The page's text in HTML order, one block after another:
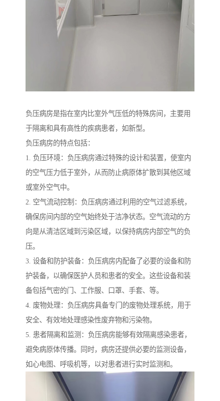
负压病房是指在室内比室外气压低的特殊房间，主要用
于隔离和具有高性的疾病患者，如新型。
负压病房的特点包括：
1. 负压环境：负压病房通过特殊的设计和装置，使室内
的空气压力低于室外，从而防止病原体扩散到其他区域
或室外空气中。
2. 空气流动控制：负压病房通过利用的空气过滤系统，
确保房间内部的空气始终处于洁净状态。空气流动的方
向是从清洁区域到污染区域，以保持病房内部空气的负
压。
3. 设备和防护装备：负压病房内配备了必要的设备和防
护装备，以确保医护人员和患者的安全。这些设备和装
备包括气密的门、工作服、口罩、手套、等。
4. 废物处理：负压病房具备专门的废物处理系统，用于
安全、有效地处理感染性废弃物和污染物。
5. 患者隔离和监测：负压病房能够有效隔离感染患者，
避免病原体传播。同时，病房还提供必要的监测设备，
如心电图、呼吸机等，以对患者进行实时监测和。